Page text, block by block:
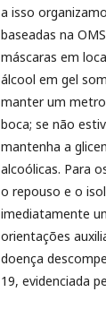
a isso
baseadas na
máscaras em
álcool em gel
manter um
boca; se não
mantenha a
alcoólicas. Para
o repouso e o
imediatamente
orientações
doença
19, evidenciada